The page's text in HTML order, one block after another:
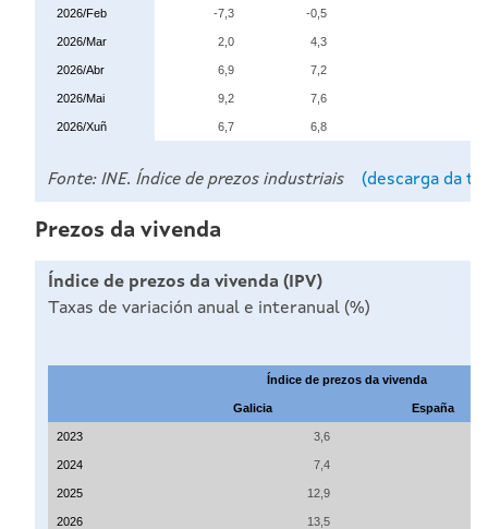
2026/Feb -7,3 -0,5
2026/Mar 2,0 4,3
2026/Abr 6,9 7,2
2026/Mai 9,2 7,6
2026/Xuñ 6,7 6,8
Fonte: INE. Índice de prezos industriais (descarga da
Prezos da vivenda
Índice de prezos da vivenda (IPV)
Taxas de variación anual e interanual (%)
Índice de prezos da vivenda
Galicia España
2023 3,6
2024 7,4
2025 12,9
2026 13,5